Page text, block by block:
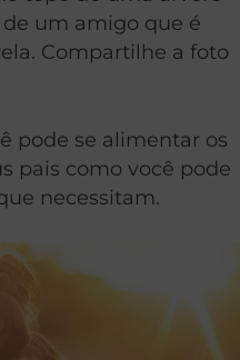
um amigo que é
Compartilhe a foto
pode se alimentar os
pais como você pode
necessitam.